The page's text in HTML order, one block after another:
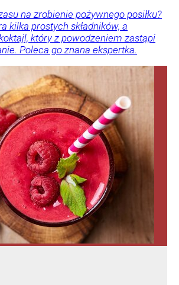
na zrobienie pożywnego posiłku?
kilka prostych składników, a
który z powodzeniem zastąpi
Poleca go znana ekspertka.